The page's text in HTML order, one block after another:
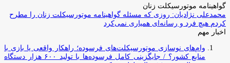
گواهینامه موتورسیکلت زنان
محمدعلی نژادیان: روزی که مسئله گواهینامه موتورسیکلت زنان را مطرح
کردم هیچ فرد و رسانه‌ای همیاری نمی‌کرد
اخبار مهم
وام‌های نوسازی موتورسیکلت‌های فرسوده؛ راهکار واقعی یا بازی با
منابع کشور؟ / جایگزینی کامل فرسوده‌ها با تولید ۶۰۰ هزار دستگاه